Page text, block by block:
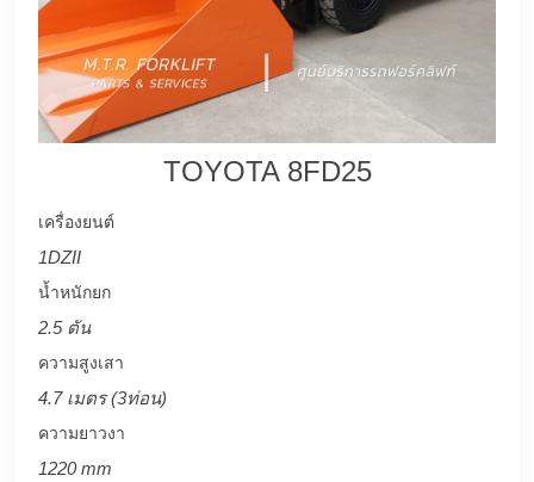
TOYOTA 8FD25
เครื่องยนต์
1DZII
น้ำหนักยก
2.5 ตัน
ความสูงเสา
4.7 เมตร (3ท่อน)
ความยาวงา
1220 mm